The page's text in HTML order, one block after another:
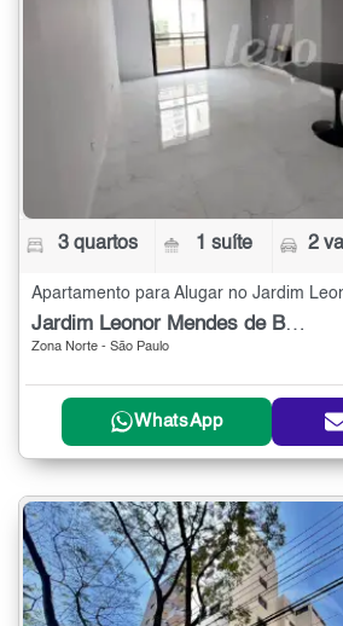
3 quartos 1 suíte 2
Jardim Leonor Mendes de Barros
Zona Norte - São Paulo
WhatsApp